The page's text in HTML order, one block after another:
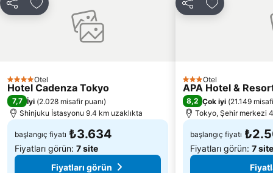
Chiyoda
Takadanobaba Station
Ikebukuro Metro Station
Nishi-Shinjuku Metro Station
Shinbashi İstasyonu
Senso ji
Shinjuku-gyoemmae Metro Station
Paylaş Favorilerime ekle
4 YıldızOtel
Hotel Cadenza Tokyo
7,7 İyi (2.028 misafir puanı)
Shinjuku İstasyonu 9.4 km uzaklıkta
başlangıç fiyatı ₺3.634
Fiyatları görün: 7 site
Fiyatları görün
Paylaş Favorilerime
3 Yıldız
Otel
APA Hotel &
8,2 Çok iyi (21.149
Tokyo, Şehir merkezi
başlangıç fiyatı
Fiyatları görün: 7 site